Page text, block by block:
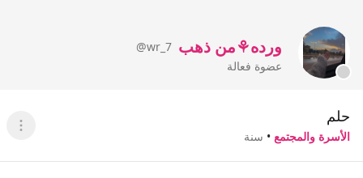
ورده⚘️من ذهب @wr_7
عضوة فعالة
حلم
الأسرة والمجتمع • سنة عرض